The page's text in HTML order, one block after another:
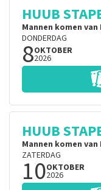
HUUB
Mannen komen
DONDERDAG
8OKTOBER
2026
HUUB
Mannen komen
ZATERDAG
10OKTOBER
2026